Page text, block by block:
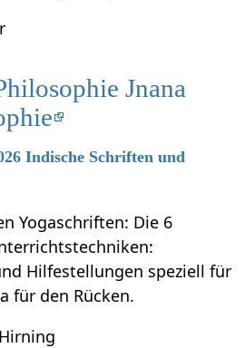
Jnana
Indische Schriften und
Yogaschriften: Die 6
Hilfestellungen speziell für
für den Rücken.